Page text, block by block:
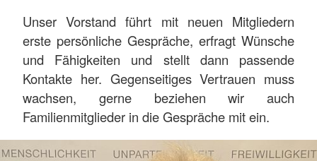
Unser Vorstand führt mit neuen Mitgliedern
erste persönliche Gespräche, erfragt Wünsche
und Fähigkeiten und stellt dann passende
Kontakte her. Gegenseitiges Vertrauen muss
wachsen, gerne beziehen wir auch
Familienmitglieder in die Gespräche mit ein.